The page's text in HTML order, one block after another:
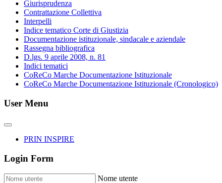
Giurisprudenza
Contrattazione Collettiva
Interpelli
Indice tematico Corte di Giustizia
Documentazione istituzionale, sindacale e aziendale
Rassegna bibliografica
D.lgs. 9 aprile 2008, n. 81
Indici tematici
CoReCo Marche Documentazione Istituzionale
CoReCo Marche Documentazione Istituzionale (Cronologico)
User Menu
PRIN INSPIRE
Login Form
Nome utente